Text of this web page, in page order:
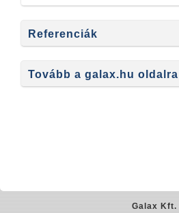
Referenciák
Tovább a galax.hu oldalra
Galax Kft.